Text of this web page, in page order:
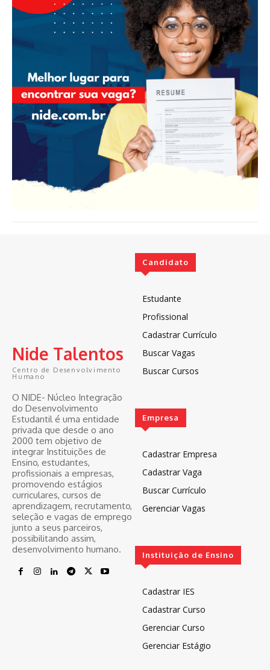
Nide Talentos
Centro de Desenvolvimento
Humano
O NIDE- Núcleo Integração
do Desenvolvimento
Estudantil é uma entidade
privada que desde o ano
2000 tem objetivo de
integrar Instituições de
Ensino, estudantes,
profissionais a empresas,
promovendo estágios
curriculares, cursos de
aprendizagem, recrutamento,
seleção e vagas de emprego
junto a seus parceiros,
possibilitando assim,
desenvolvimento humano.
Candidato
Estudante
Profissional
Cadastrar Currículo
Buscar Vagas
Buscar Cursos
Empresa
Cadastrar Empresa
Cadastrar Vaga
Buscar Currículo
Gerenciar Vagas
Instituição de Ensino
Cadastrar IES
Cadastrar Curso
Gerenciar Curso
Gerenciar Estágio